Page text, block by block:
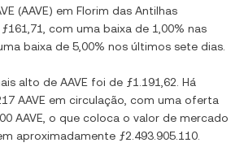
(AAVE) em Florim das Antilhas
ƒ161,71 , com uma baixa de 1,00% nas
baixa de 5,00% nos últimos sete dias.
alto de AAVE foi de ƒ1.191,62 . Há
AAVE em circulação, com uma oferta
AAVE , o que coloca o valor de mercado
aproximadamente ƒ2.493.905.110